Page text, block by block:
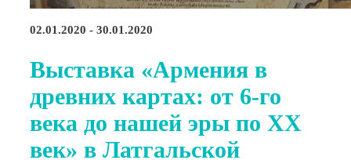
02.01.2020 - 30.01.2020
Выставка «Армения в
древних картах: от 6-го
века до нашей эры по ХХ
век» в Латгальской